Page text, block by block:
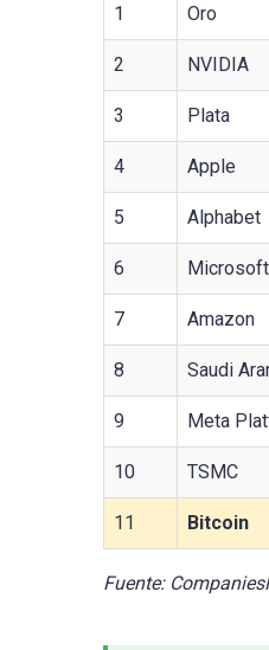
1 Oro
2 NVIDIA
3 Plata
4 Apple
5 Alphabet
6 Microsoft
7 Amazon
8 Saudi
9 Meta
10 TSMC
11 Bitcoin
Fuente: